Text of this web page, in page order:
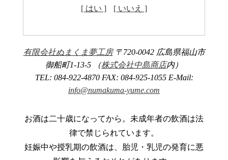
[ はい ] [ いいえ ]
有限会社ぬまくま夢工房〒720-0042 広島県福山市
御船町1-13-5 （株式会社中島商店内）
TEL: 084-922-4870 FAX: 084-925-1055 E-Mail:
info@numakuma-yume.com
お酒は二十歳になってから。未成年者の飲酒は法
律で禁じられています。
妊娠中や授乳期の飲酒は、胎児・乳児の発育に悪